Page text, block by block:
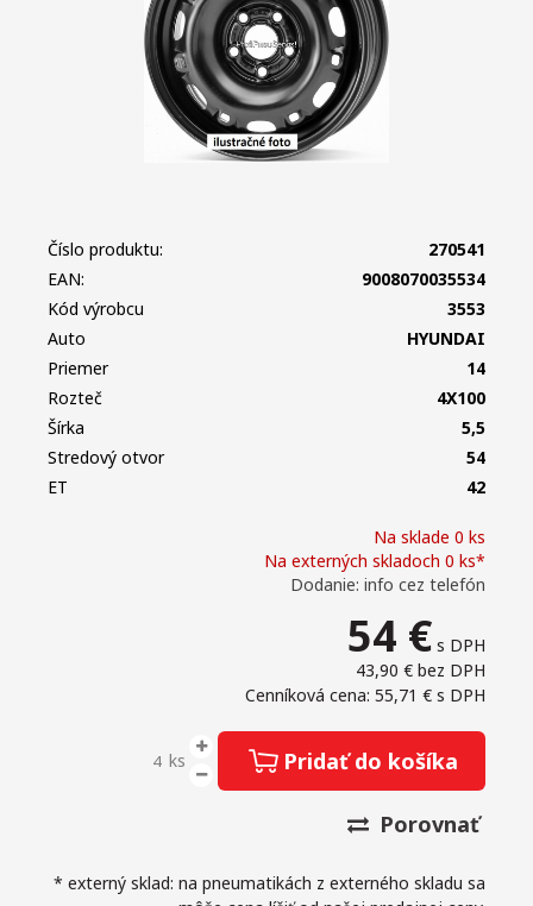
Na sklade 0 ks
Na externých skladoch 0 ks*
Dodanie: info cez telefón
54 € s DPH
43,90 € bez DPH
Cenníková cena: 55,71 € s DPH
ks Pridať do košíka
Porovnať
* externý sklad: na pneumatikách z externého skladu sa
Číslo produktu:
270541
EAN:
9008070035534
Kód výrobcu
3553
Auto
HYUNDAI
Priemer
14
Rozteč
4X100
Šírka
5,5
Stredový otvor
54
ET
42